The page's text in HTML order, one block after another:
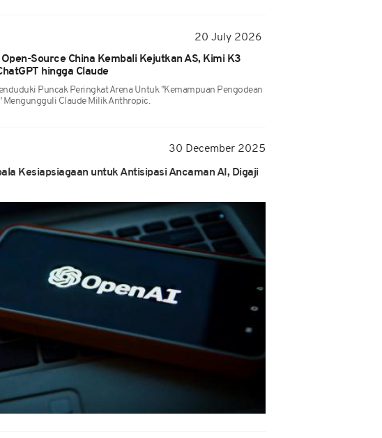
20 July 2026
Open-Source China Kembali Kejutkan AS, Kimi K3
hingga Claude
Puncak Peringkat Arena Untuk "kemampuan Pengodean
Mengungguli Claude Milik Anthropic.
30 December 2025
Kesiapsiagaan untuk Antisipasi Ancaman AI, Digaji